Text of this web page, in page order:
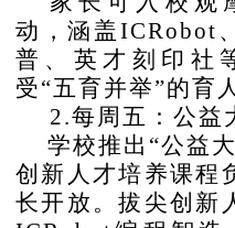
动，涵盖ICRobot
普、英才刻印社
受“五育并举”的育
2.每周五：公益
学校推出 “公益
创新人才培养课程
长开放。拔尖创新